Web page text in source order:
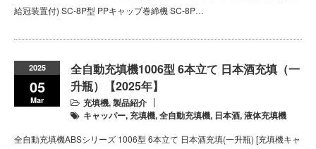
給冠装置付) SC-8P型 PPキャップ巻締機 SC-8P…
2025
05
Mar
全自動充填機1006型 6本立て 日本酒充填（一
升瓶）【2025年】
充填機,製品紹介
キャッパー,充填機,全自動充填機, 日本酒,液体充填機
全自動充填機ABSシリーズ 1006型 6本立て 日本酒充填(一升瓶) [充填機キャ